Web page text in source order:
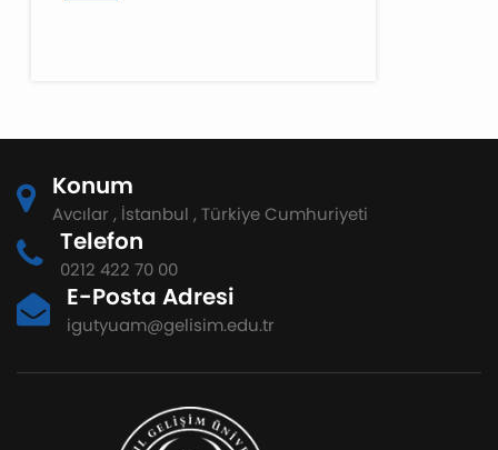
Konum
Avcılar , İstanbul , Türkiye Cumhuriyeti
Telefon
0212 422 70 00
E-Posta Adresi
igutyuam@gelisim.edu.tr